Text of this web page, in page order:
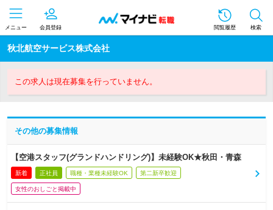
メニュー 会員登録 閲覧履歴 検索
秋北航空サービス株式会社
この求人は現在募集を行っていません。
その他の募集情報
【空港スタッフ(グランドハンドリング)】未経験OK★秋田・青森
新着 正社員 職種・業種未経験OK 第二新卒歓迎
女性のおしごと掲載中